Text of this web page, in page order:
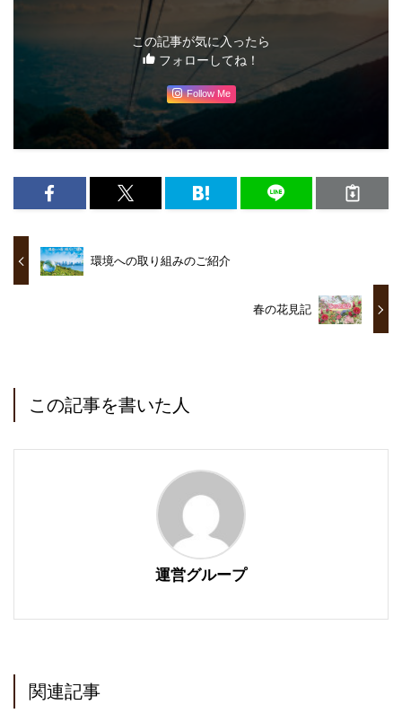
この記事が気に入ったら
フォローしてね！
Follow Me
環境への取り組みのご紹介
春の花見記
この記事を書いた人
運営グループ
関連記事